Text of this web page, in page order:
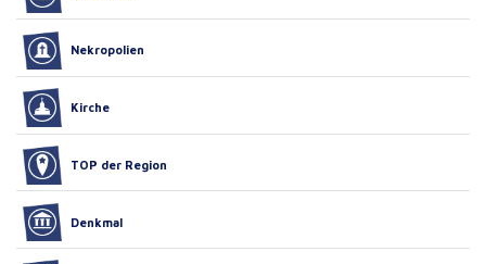
Nekropolien
Kirche
TOP der Region
Denkmal